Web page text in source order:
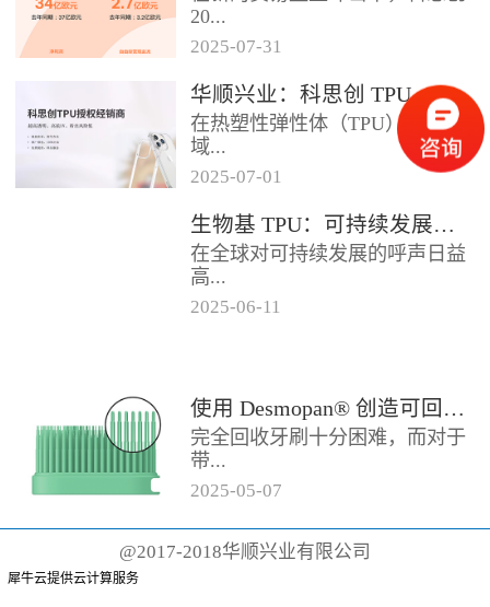
20...
25年第二季度业绩在充满挑战的
经济环境中公布。美国进口关税
的意外上调，对部分重点客户行
业...
2025-07-31
华顺兴业：科思创 TPU 一级代理商，优质 TPU 材料供应专家
在热塑性弹性体（TPU）材料领
域...
，华顺兴业凭借专业实力与行业
积淀，成为科思创 TPU 授权经销
商，为市场提供高品质的TP...
2025-07-01
生物基 TPU：可持续发展的材料新贵
在全球对可持续发展的呼声日益
高...
TP...
2025-06-11
使用 Desmopan® 创造可回收的热塑性聚氨酯牙刷头
完全回收牙刷十分困难，而对于
带...
有聚丙烯手柄和尼龙刷毛的传统
牙刷而言，这根本不可能。这些
2025-05-07
@2017-2018华顺兴业有限公司
犀牛云提供云计算服务